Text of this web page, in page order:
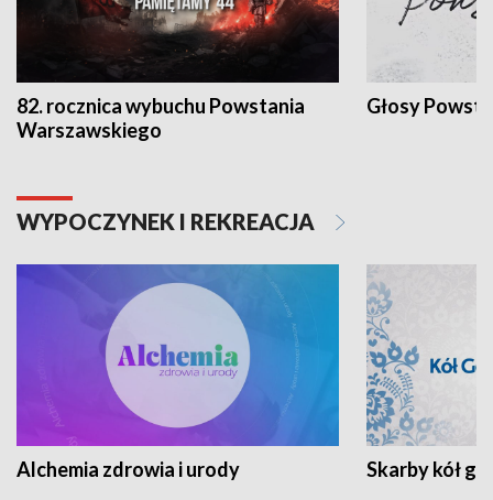
82. rocznica wybuchu Powstania
Warszawskiego
Głosy
WYPOCZYNEK I REKREACJA
Alchemia zdrowia i urody Skarby kół